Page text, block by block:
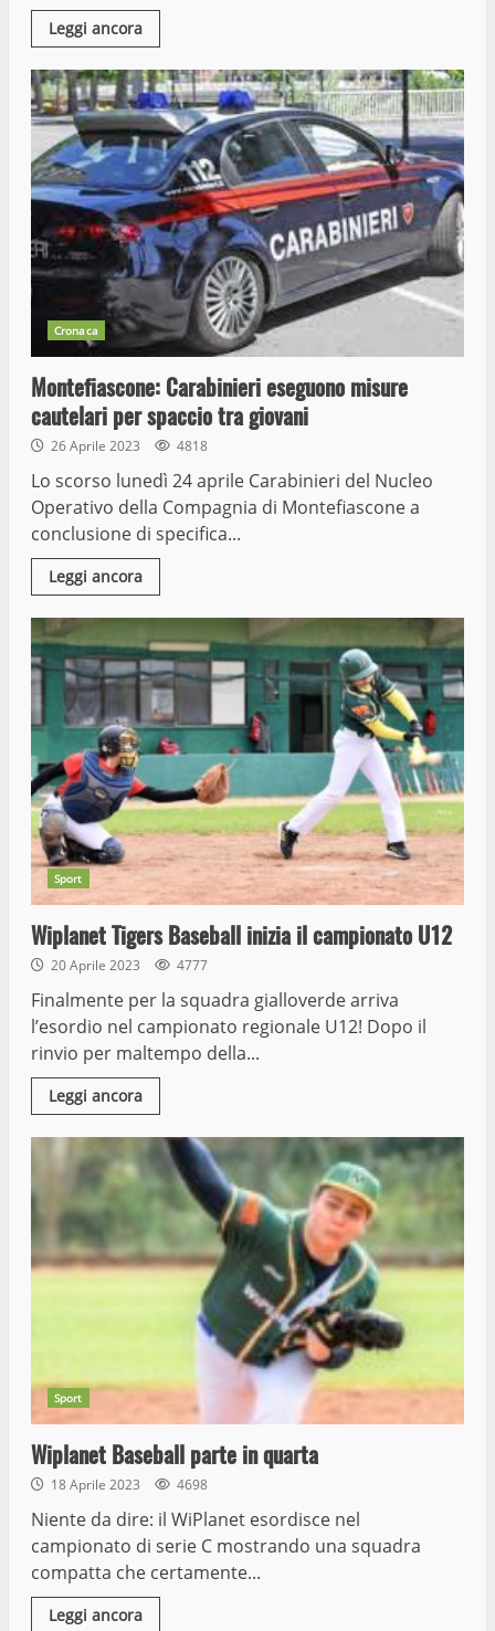
Leggi ancora
Cronaca
Montefiascone: Carabinieri eseguono misure
cautelari per spaccio tra giovani
26 Aprile 2023 4818
Lo scorso lunedì 24 aprile Carabinieri del Nucleo
Operativo della Compagnia di Montefiascone a
conclusione di specifica...
Leggi ancora
Sport
Wiplanet Tigers Baseball inizia il campionato U12
20 Aprile 2023 4777
Finalmente per la squadra gialloverde arriva
l’esordio nel campionato regionale U12! Dopo il
rinvio per maltempo della...
Leggi ancora
Sport
Wiplanet Baseball parte in quarta
18 Aprile 2023 4698
Niente da dire: il WiPlanet esordisce nel
campionato di serie C mostrando una squadra
compatta che certamente...
Leggi ancora